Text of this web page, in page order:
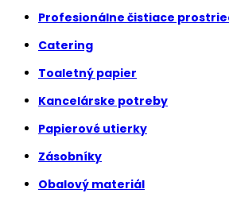
Profesionálne čistiace
Catering
Toaletný papier
Kancelárske potreby
Papierové utierky
Zásobníky
Obalový materiál